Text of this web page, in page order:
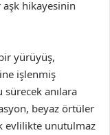
hikayesinin
yürüyüş,
işlenmiş
anılara
beyaz örtüler
evlilikte unutulmaz